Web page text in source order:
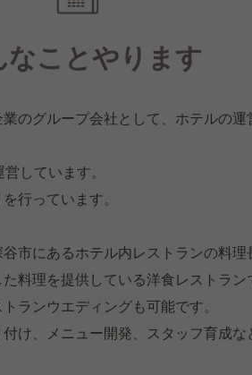
なことやります
のグループ会社として、ホテルの
しています。
行っています。
市にあるホテル内レストランの料理
料理を提供している洋食レストラン
ランウエディングも可能です。
け、メニュー開発、スタッフ育成